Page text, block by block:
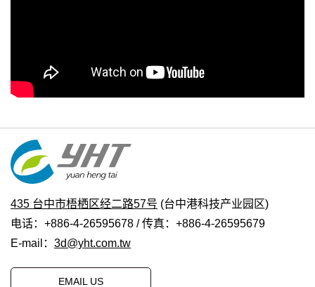
435 台中市梧栖区经二路57号 (台中港科技产业园区)
电话：+886-4-26595678 / 传真：+886-4-26595679
E-mail： 3d@yht.com.tw
EMAIL US